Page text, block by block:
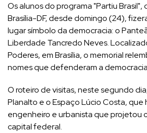
Os alunos do programa "Partiu Brasil",
Brasília-DF, desde domingo (24),
lugar símbolo da democracia: o
Liberdade Tancredo Neves.
Poderes, em Brasília, o memorial
nomes que defenderam a democracia
O roteiro de visitas, neste segundo
Planalto e o Espaço Lúcio Costa,
engenheiro e urbanista que projetou
capital federal.